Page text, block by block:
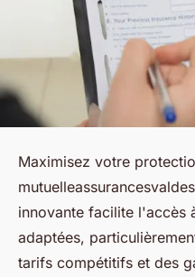
Maximisez votre
innovante facilite l'accès
adaptées,
tarifs compétitifs et des